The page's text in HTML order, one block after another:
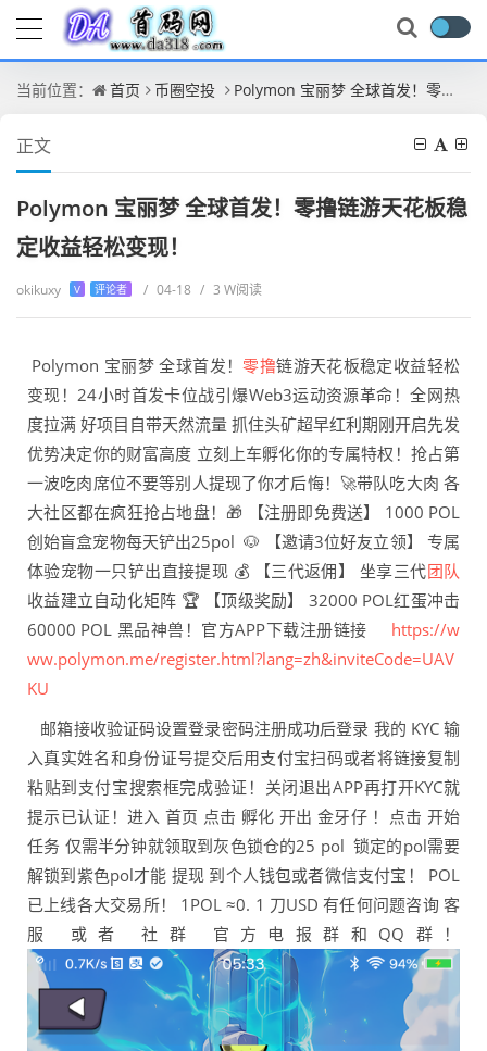
当前位置： 首页 币圈空投 Polymon 宝丽梦 全球首发！零撸链游天花板稳定收益轻松变现！
正文
Polymon 宝丽梦 全球首发！零撸链游天花板稳
定收益轻松变现！
okikuxy V 评论者 / 04-18 / 3 W阅读
Polymon 宝丽梦 全球首发！零撸链游天花板稳定收益轻松
变现！24小时首发卡位战引爆Web3运动资源革命！全网热
度拉满 好项目自带天然流量 抓住头矿超早红利期刚开启先发
优势决定你的财富高度 立刻上车孵化你的专属特权！抢占第
一波吃肉席位不要等别人提现了你才后悔！🚀带队吃大肉 各
大社区都在疯狂抢占地盘！🎁 【注册即免费送】 1000 POL
创始盲盒宠物每天铲出25pol 🐶 【邀请3位好友立领】 专属
体验宠物一只铲出直接提现 💰 【三代返佣】 坐享三代团队
收益建立自动化矩阵 🏆 【顶级奖励】 32000 POL红蛋冲击
60000 POL 黑品神兽！官方APP下载注册链接 https://w
ww.polymon.me/register.html?lang=zh&inviteCode=UAV
KU
邮箱接收验证码设置登录密码注册成功后登录 我的 KYC 输
入真实姓名和身份证号提交后用支付宝扫码或者将链接复制
粘贴到支付宝搜索框完成验证！关闭退出APP再打开KYC就
提示已认证！进入 首页 点击 孵化 开出 金牙仔 ！点击 开始
任务 仅需半分钟就领取到灰色锁仓的25 pol 锁定的pol需要
解锁到紫色pol才能 提现 到个人钱包或者微信支付宝！ POL
已上线各大交易所！ 1POL ≈0. 1 刀USD 有任何问题咨询 客
服 或者 社群 官方电报群和QQ群！